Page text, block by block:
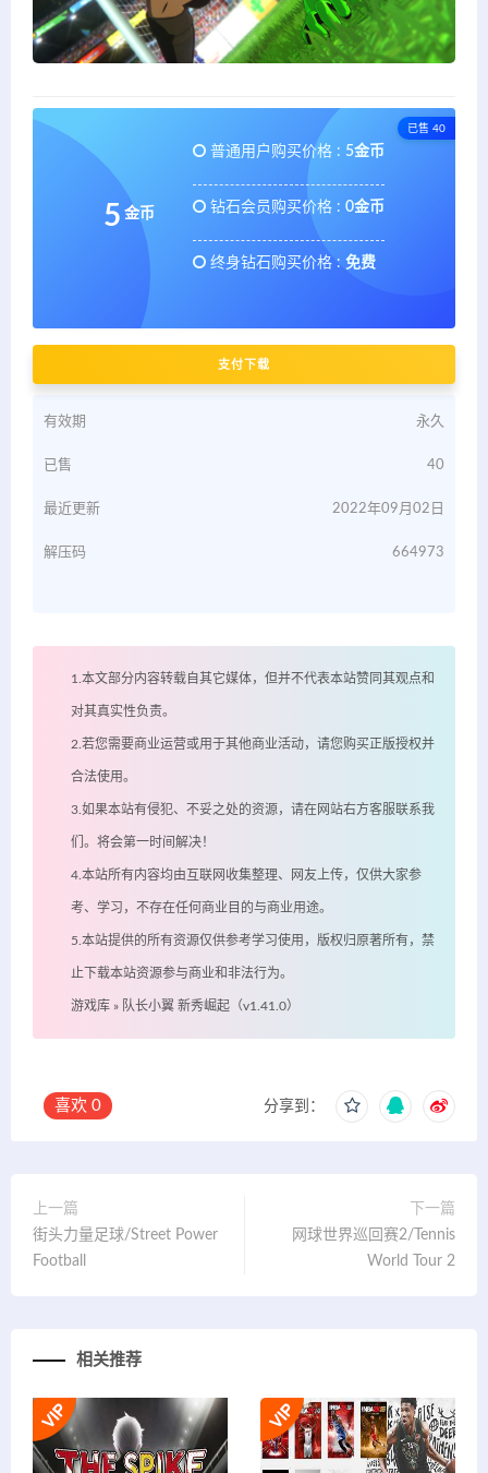
已售 40
5 金币
普通用户购买价格 : 5金币
钻石会员购买价格 : 0金币
终身钻石购买价格 : 免费
支付下载
有效期 永久
已售 40
最近更新 2022年09月02日
解压码 664973
1.本文部分内容转载自其它媒体，但并不代表本站赞同其观点和
对其真实性负责。
2.若您需要商业运营或用于其他商业活动，请您购买正版授权并
合法使用。
3.如果本站有侵犯、不妥之处的资源，请在网站右方客服联系我
们。将会第一时间解决！
4.本站所有内容均由互联网收集整理、网友上传，仅供大家参
考、学习，不存在任何商业目的与商业用途。
5.本站提供的所有资源仅供参考学习使用，版权归原著所有，禁
止下载本站资源参与商业和非法行为。
游戏库 » 队长小翼 新秀崛起（v1.41.0）
喜欢 0 分享到：
上一篇
街头力量足球/Street Power
Football
下一篇
网球世界巡回赛2/Tennis
World Tour 2
相关推荐